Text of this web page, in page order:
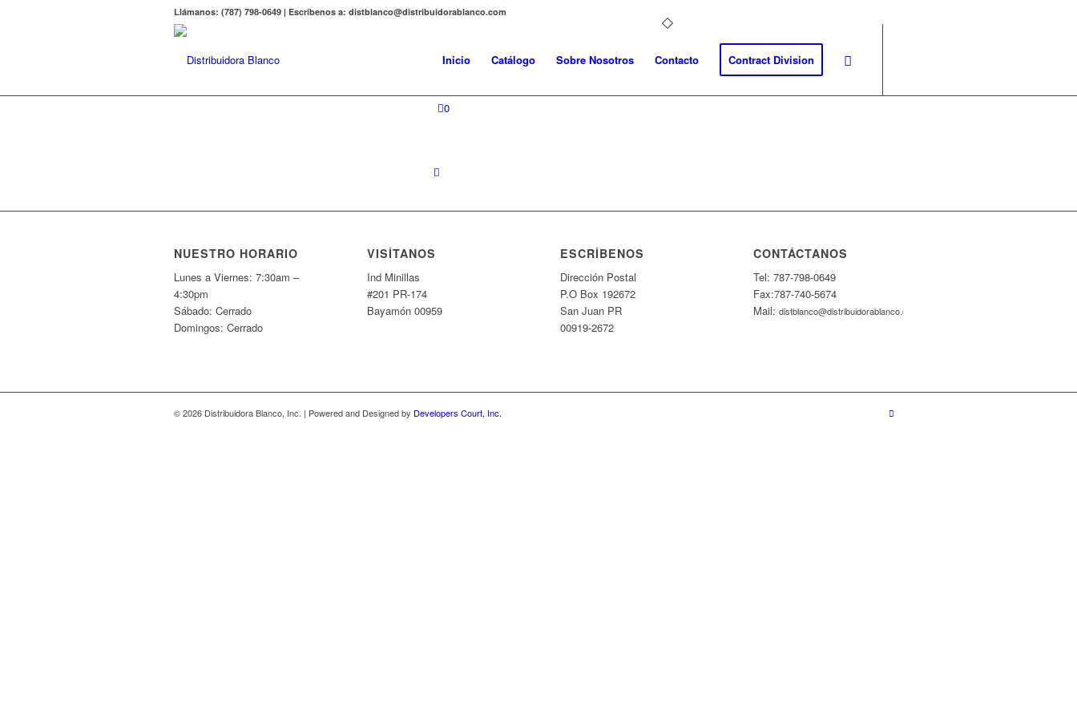
Llámanos: (787) 798-0649 | Escríbenos a: distblanco@distribuidorablanco.com
Inicio Catálogo Sobre Nosotros Contacto Contract Division
0
NUESTRO HORARIO
Lunes a Viernes: 7:30am –
4:30pm
Sábado: Cerrado
Domingos: Cerrado
VISÍTANOS
Ind Minillas
#201 PR-174
Bayamón 00959
ESCRÍBENOS
Dirección Postal
P.O Box 192672
San Juan PR
00919-2672
CONTÁCTANOS
Tel: 787-798-0649
Fax:787-740-5674
Mail:distblanco@distribuidorablanco.com
© 2026 Distribuidora Blanco, Inc. | Powered and Designed by Developers Court, Inc.